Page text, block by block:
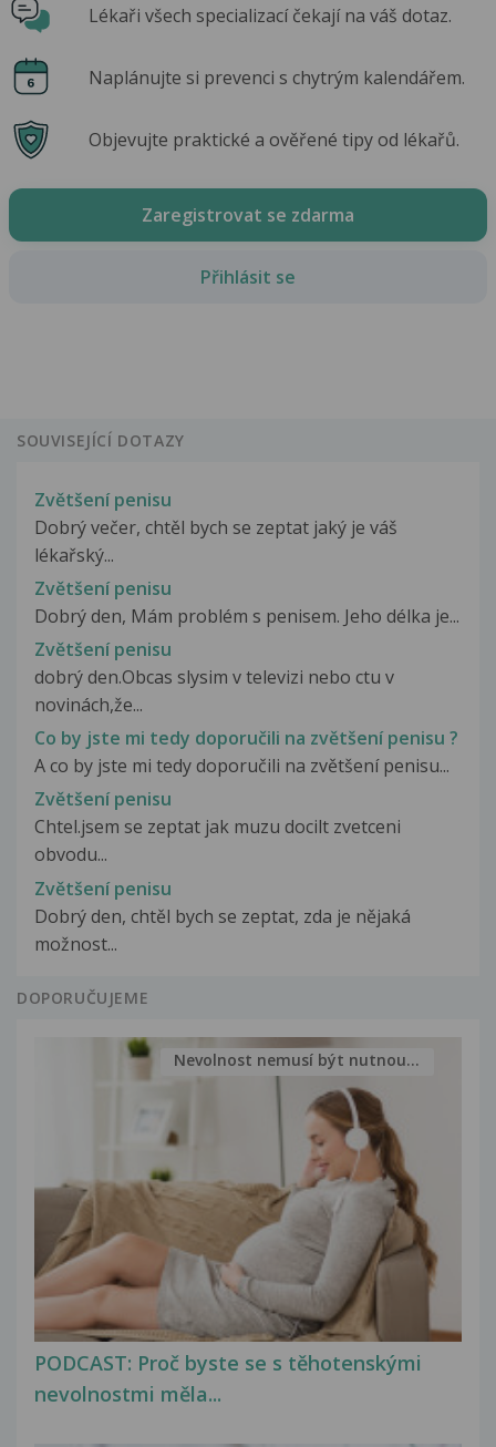
Lékaři všech specializací čekají na váš dotaz.
Naplánujte si prevenci s chytrým kalendářem.
Objevujte praktické a ověřené tipy od lékařů.
Zaregistrovat se zdarma
Přihlásit se
SOUVISEJÍCÍ DOTAZY
Zvětšení penisu
Dobrý večer, chtěl bych se zeptat jaký je váš
lékařský...
Zvětšení penisu
Dobrý den, Mám problém s penisem. Jeho délka je...
Zvětšení penisu
dobrý den.Obcas slysim v televizi nebo ctu v
novinách,že...
Co by jste mi tedy doporučili na zvětšení penisu ?
A co by jste mi tedy doporučili na zvětšení penisu...
Zvětšení penisu
Chtel.jsem se zeptat jak muzu docilt zvetceni
obvodu...
Zvětšení penisu
Dobrý den, chtěl bych se zeptat, zda je nějaká
možnost...
DOPORUČUJEME
PODCAST: Proč byste se s těhotenskými
nevolnostmi měla...
Nevolnost nemusí být nutnou...